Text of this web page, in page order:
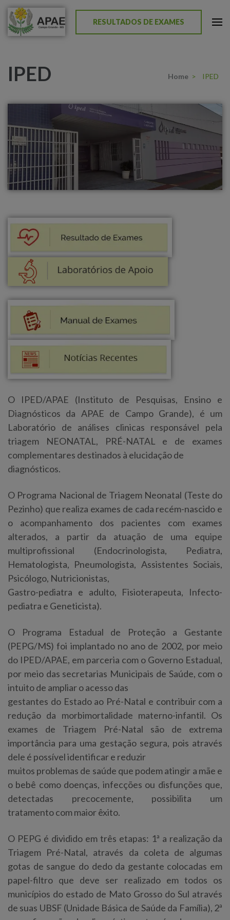
RESULTADOS DE EXAMES
IPED Home > IPED
O IPED/APAE (Instituto de Pesquisas, Ensino e
Diagnósticos da APAE de Campo Grande), é um
Laboratório de análises clinicas responsável pela
triagem NEONATAL, PRÉ-NATAL e de exames
complementares destinados à elucidação de
diagnósticos.
O Programa Nacional de Triagem Neonatal (Teste do
Pezinho) que realiza exames de cada recém-nascido e
o acompanhamento dos pacientes com exames
alterados, a partir da atuação de uma equipe
multiprofissional (Endocrinologista, Pediatra,
Hematologista, Pneumologista, Assistentes Sociais,
Psicólogo, Nutricionistas,
Gastro-pediatra e adulto, Fisioterapeuta, Infecto-
pediatra e Geneticista).
O Programa Estadual de Proteção a Gestante
(PEPG/MS) foi implantado no ano de 2002, por meio
do IPED/APAE, em parceria com o Governo Estadual,
por meio das secretarias Municipais de Saúde, com o
intuito de ampliar o acesso das
gestantes do Estado ao Pré-Natal e contribuir com a
redução da morbimortalidade materno-infantil. Os
exames de Triagem Pré-Natal são de extrema
importância para uma gestação segura, pois através
dele é possível identificar e reduzir
muitos problemas de saúde que podem atingir a mãe e
o bebê como doenças, infecções ou disfunções que,
detectadas precocemente, possibilita um
tratamento com maior êxito.
O PEPG é dividido em três etapas: 1ª a realização da
Triagem Pré-Natal, através da coleta de algumas
gotas de sangue do dedo da gestante colocadas em
papel-filtro que deve ser realizado em todos os
municípios do estado de Mato Grosso do Sul através
de suas UBSF (Unidade Básica de Saúde da Família), 2ª